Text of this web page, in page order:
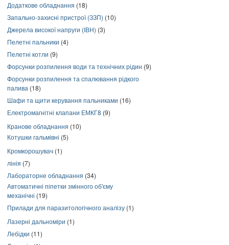
Додаткове обладнання (18)
Запально-захисні пристрої (ЗЗП) (10)
Джерела високої напруги (ІВН) (3)
Пелетні пальники (4)
Пелетні котли (9)
Форсунки розпилення води та технічних рідин (9)
Форсунки розпилення та спалювання рідкого
палива (18)
Шафи та щити керування пальниками (16)
Електромагнітні клапани ЕМКГ8 (9)
Кранове обладнання (10)
Котушки гальмівні (5)
Кромкорошувач (1)
лінія (7)
Лабораторне обладнання (34)
Автоматичні піпетки змінного об'єму
механічні (19)
Прилади для паразитологічного аналізу (1)
Лазерні дальноміри (1)
Лебідки (11)